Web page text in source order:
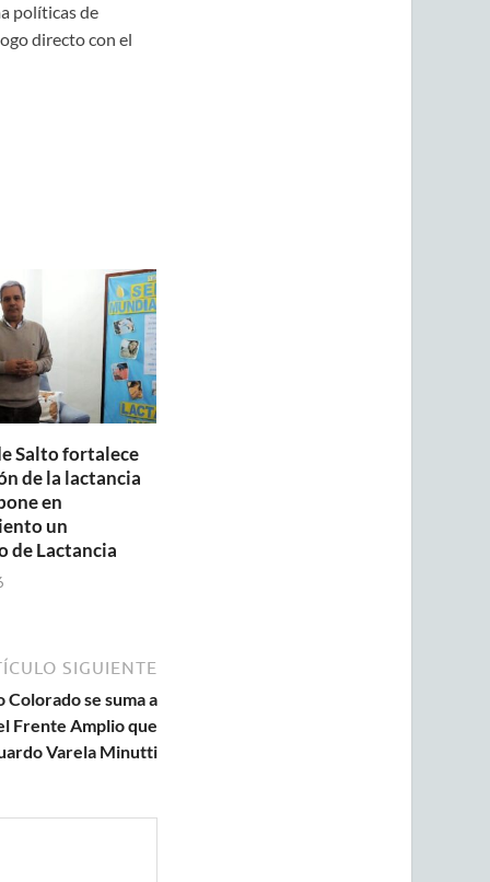
políticas de
directo con el
Salto fortalece
de la lactancia
en
un
de Lactancia
SIGUIENTE
se suma a
Frente Amplio que
Varela Minutti